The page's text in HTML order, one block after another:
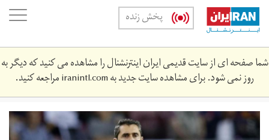
Skip
main
content
پخش زنده
شما صفحه ای از سایت قدیمی ایران اینترنشنال را مشاهده می کنید که دیگر به
روز نمی شود. برای مشاهده سایت جدید بهiranintl.comمراجعه کنید.
57970130.jpg